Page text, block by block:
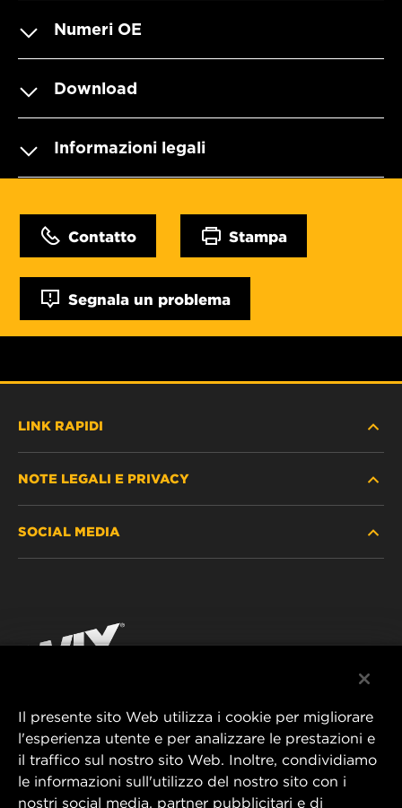
Numeri OE
Download
Informazioni legali
Contatto Stampa
Segnala un problema
LINK RAPIDI
DOVE ACQUISTARE
CONTATTACI
NOTE LEGALI E PRIVACY
IMPRESSUM
SOCIAL MEDIA
YouTube
MANN+HUMMEL FT Poland
ul. Wrocławska 145,
63-800 GOSTYŃ, POLAND
Il presente sito Web utilizza i cookie per migliorare
l'esperienza utente e per analizzare le prestazioni e
il traffico sul nostro sito Web. Inoltre, condividiamo
le informazioni sull'utilizzo del nostro sito con i
nostri social media, partner pubblicitari e di